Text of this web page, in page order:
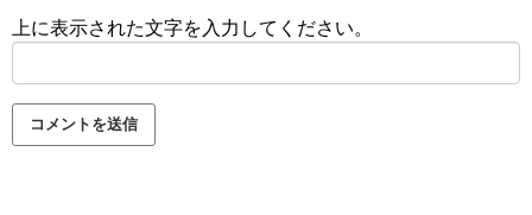
上に表示された文字を入力してください。